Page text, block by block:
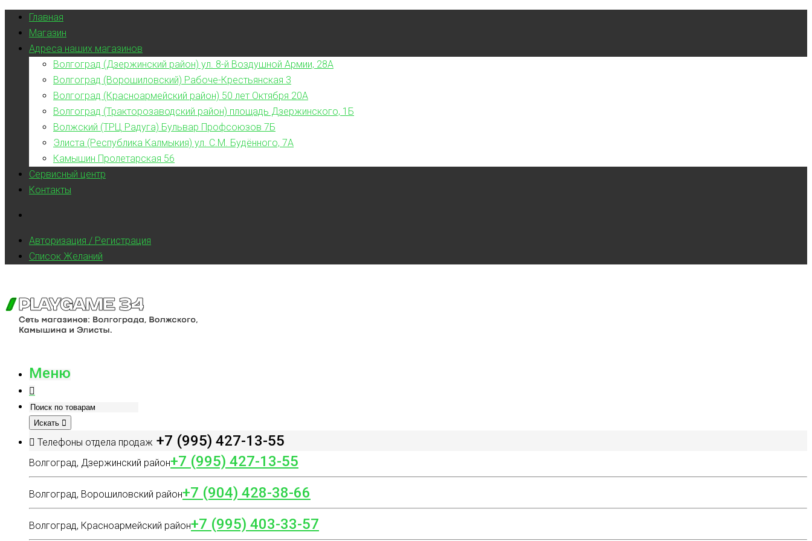
Главная
Магазин
Адреса наших магазинов
Волгоград (Дзержинский район) ул. 8-й Воздушной Армии, 28А
Волгоград (Ворошиловский) Рабоче-Крестьянская 3
Волгоград (Красноармейский район) 50 лет Октября 20А
Волгоград (Тракторозаводский район) площадь Дзержинского, 1Б
Волжский (ТРЦ Радуга) Бульвар Профсоюзов 7Б
Элиста (Республика Калмыкия) ул. С.М. Будённого, 7А
Камышин Пролетарская 56
Сервисный центр
Контакты
Авторизация / Регистрация
Список Желаний
Меню
Искать
Телефоны отдела продаж +7 (995) 427-13-55
Волгоград, Дзержинский район+7 (995) 427-13-55
Волгоград, Ворошиловский район+7 (904) 428-38-66
Волгоград, Красноармейский район+7 (995) 403-33-57